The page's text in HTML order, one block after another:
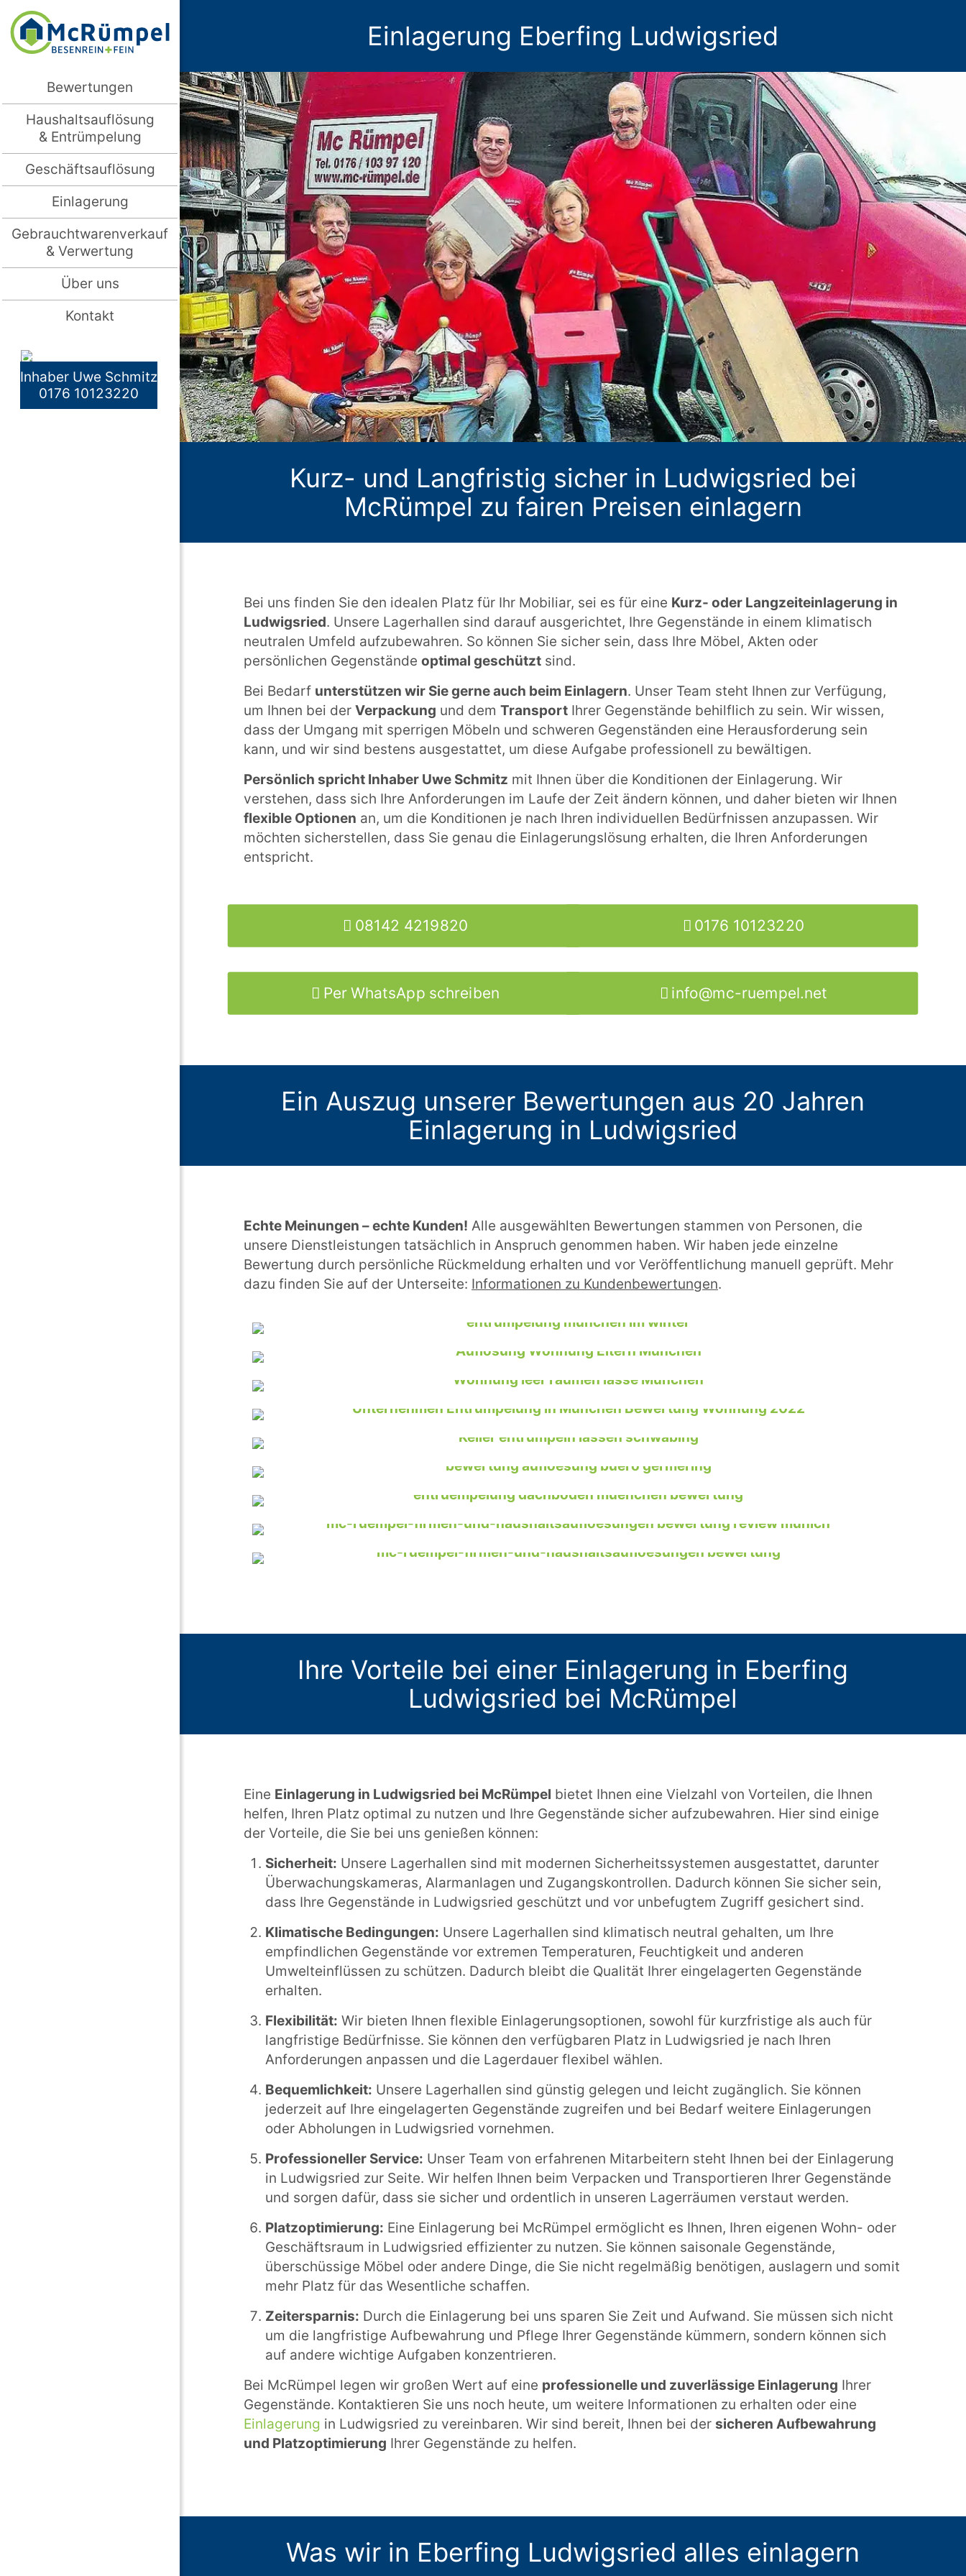
Bewertungen
Haushaltsauflösung
& Entrümpelung
Geschäftsauflösung
Einlagerung
Gebrauchtwarenverkauf
& Verwertung
Über uns
Kontakt
Inhaber Uwe Schmitz
0176 10123220
Einlagerung Eberfing Ludwigsried
Kurz- und Langfristig sicher in Ludwigsried bei
McRümpel zu fairen Preisen einlagern
Bei uns finden Sie den idealen Platz für Ihr Mobiliar, sei es für eine Kurz- oder Langzeiteinlagerung in
Ludwigsried. Unsere Lagerhallen sind darauf ausgerichtet, Ihre Gegenstände in einem klimatisch
neutralen Umfeld aufzubewahren. So können Sie sicher sein, dass Ihre Möbel, Akten oder
persönlichen Gegenstände optimal geschützt sind.
Bei Bedarf unterstützen wir Sie gerne auch beim Einlagern. Unser Team steht Ihnen zur Verfügung,
um Ihnen bei der Verpackung und dem Transport Ihrer Gegenstände behilflich zu sein. Wir wissen,
dass der Umgang mit sperrigen Möbeln und schweren Gegenständen eine Herausforderung sein
kann, und wir sind bestens ausgestattet, um diese Aufgabe professionell zu bewältigen.
Persönlich spricht Inhaber Uwe Schmitz mit Ihnen über die Konditionen der Einlagerung. Wir
verstehen, dass sich Ihre Anforderungen im Laufe der Zeit ändern können, und daher bieten wir Ihnen
flexible Optionen an, um die Konditionen je nach Ihren individuellen Bedürfnissen anzupassen. Wir
möchten sicherstellen, dass Sie genau die Einlagerungslösung erhalten, die Ihren Anforderungen
entspricht.
08142 4219820 0176 10123220
Per WhatsApp schreiben info@mc-ruempel.net
Ein Auszug unserer Bewertungen aus 20 Jahren
Einlagerung in Ludwigsried
Echte Meinungen – echte Kunden! Alle ausgewählten Bewertungen stammen von Personen, die
unsere Dienstleistungen tatsächlich in Anspruch genommen haben. Wir haben jede einzelne
Bewertung durch persönliche Rückmeldung erhalten und vor Veröffentlichung manuell geprüft. Mehr
dazu finden Sie auf der Unterseite: Informationen zu Kundenbewertungen.
Ihre Vorteile bei einer Einlagerung in Eberfing
Ludwigsried bei McRümpel
Eine Einlagerung in Ludwigsried bei McRümpel bietet Ihnen eine Vielzahl von Vorteilen, die Ihnen
helfen, Ihren Platz optimal zu nutzen und Ihre Gegenstände sicher aufzubewahren. Hier sind einige
der Vorteile, die Sie bei uns genießen können:
Sicherheit: Unsere Lagerhallen sind mit modernen Sicherheitssystemen ausgestattet, darunter
Überwachungskameras, Alarmanlagen und Zugangskontrollen. Dadurch können Sie sicher sein,
dass Ihre Gegenstände in Ludwigsried geschützt und vor unbefugtem Zugriff gesichert sind.
Klimatische Bedingungen: Unsere Lagerhallen sind klimatisch neutral gehalten, um Ihre
empfindlichen Gegenstände vor extremen Temperaturen, Feuchtigkeit und anderen
Umwelteinflüssen zu schützen. Dadurch bleibt die Qualität Ihrer eingelagerten Gegenstände
erhalten.
Flexibilität: Wir bieten Ihnen flexible Einlagerungsoptionen, sowohl für kurzfristige als auch für
langfristige Bedürfnisse. Sie können den verfügbaren Platz in Ludwigsried je nach Ihren
Anforderungen anpassen und die Lagerdauer flexibel wählen.
Bequemlichkeit: Unsere Lagerhallen sind günstig gelegen und leicht zugänglich. Sie können
jederzeit auf Ihre eingelagerten Gegenstände zugreifen und bei Bedarf weitere Einlagerungen
oder Abholungen in Ludwigsried vornehmen.
Professioneller Service: Unser Team von erfahrenen Mitarbeitern steht Ihnen bei der Einlagerung
in Ludwigsried zur Seite. Wir helfen Ihnen beim Verpacken und Transportieren Ihrer Gegenstände
und sorgen dafür, dass sie sicher und ordentlich in unseren Lagerräumen verstaut werden.
Platzoptimierung: Eine Einlagerung bei McRümpel ermöglicht es Ihnen, Ihren eigenen Wohn- oder
Geschäftsraum in Ludwigsried effizienter zu nutzen. Sie können saisonale Gegenstände,
überschüssige Möbel oder andere Dinge, die Sie nicht regelmäßig benötigen, auslagern und somit
mehr Platz für das Wesentliche schaffen.
Zeitersparnis: Durch die Einlagerung bei uns sparen Sie Zeit und Aufwand. Sie müssen sich nicht
um die langfristige Aufbewahrung und Pflege Ihrer Gegenstände kümmern, sondern können sich
auf andere wichtige Aufgaben konzentrieren.
Bei McRümpel legen wir großen Wert auf eine professionelle und zuverlässige Einlagerung Ihrer
Gegenstände. Kontaktieren Sie uns noch heute, um weitere Informationen zu erhalten oder eine
Einlagerung in Ludwigsried zu vereinbaren. Wir sind bereit, Ihnen bei der sicheren Aufbewahrung
und Platzoptimierung Ihrer Gegenstände zu helfen.
Was wir in Eberfing Ludwigsried alles einlagern